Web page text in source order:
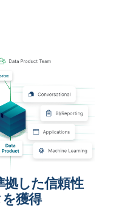
した信頼性
獲得